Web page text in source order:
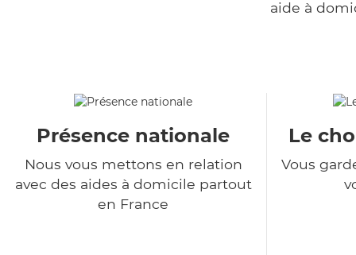
aide à
Présence nationale
Nous vous mettons en relation
avec des aides à domicile partout
en France
Le
Vous